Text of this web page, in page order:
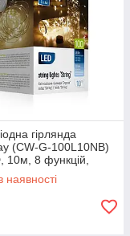
гірлянда
(CW-G-100L10NB)
10м, 8 функцій,
3AA